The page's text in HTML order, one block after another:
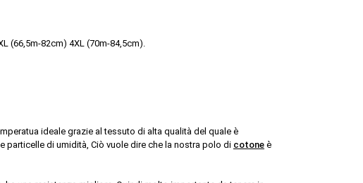
(66,5m-82cm) 4XL (70m-84,5cm).
ideale grazie al tessuto di alta qualità del quale è
particelle di umidità, Ciò vuole dire che la nostra polo di cotone è